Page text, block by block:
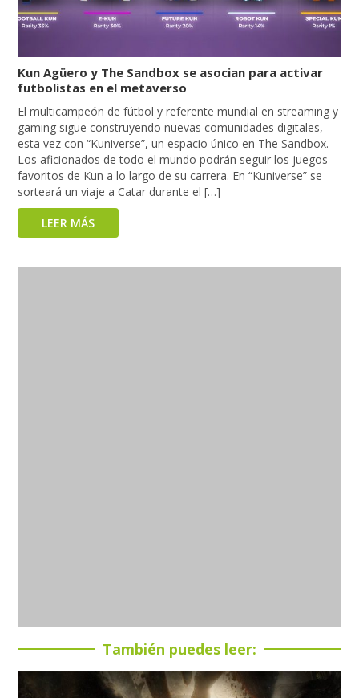
Kun Agüero y The Sandbox se asocian para activar
futbolistas en el metaverso
El multicampeón de fútbol y referente mundial en streaming y
gaming sigue construyendo nuevas comunidades digitales,
esta vez con “Kuniverse”, un espacio único en The Sandbox.
Los aficionados de todo el mundo podrán seguir los juegos
favoritos de Kun a lo largo de su carrera. En “Kuniverse” se
sorteará un viaje a Catar durante el […]
LEER MÁS
También puedes leer: